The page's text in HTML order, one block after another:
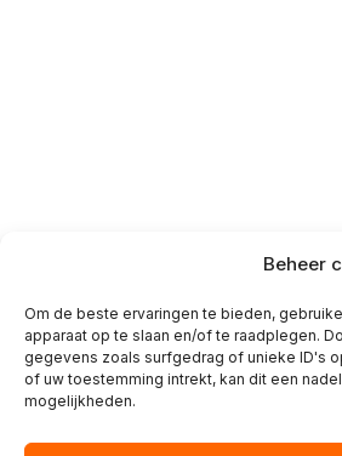
Beheer
Om de beste ervaringen te bieden,
apparaat op te slaan en/of te raadplegen.
gegevens zoals surfgedrag of unieke ID's
of uw toestemming intrekt, kan dit een
mogelijkheden.